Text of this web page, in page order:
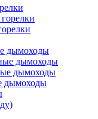
дымоходы
дымоходы
дымоходы
дымоходы